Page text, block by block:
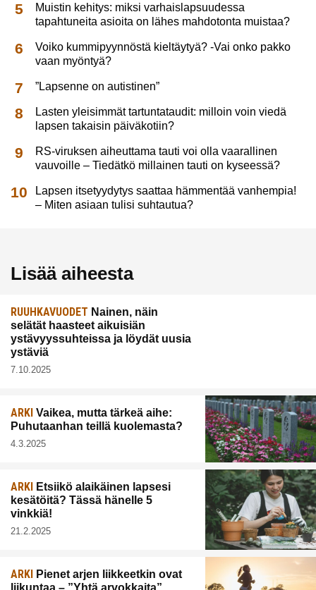
Muistin kehitys: miksi varhaislapsuudessa
tapahtuneita asioita on lähes mahdotonta muistaa?
Voiko kummipyynnöstä kieltäytyä? -Vai onko pakko
vaan myöntyä?
”Lapsenne on autistinen”
Lasten yleisimmät tartuntataudit: milloin voin viedä
lapsen takaisin päiväkotiin?
RS-viruksen aiheuttama tauti voi olla vaarallinen
vauvoille – Tiedätkö millainen tauti on kyseessä?
Lapsen itsetyydytys saattaa hämmentää vanhempia!
– Miten asiaan tulisi suhtautua?
Lisää aiheesta
RUUHKAVUODET Nainen, näin
selätät haasteet aikuisiän
ystävyyssuhteissa ja löydät uusia
ystäviä
7.10.2025
ARKI Vaikea, mutta tärkeä aihe:
Puhutaanhan teillä kuolemasta?
4.3.2025
ARKI
Etsiikö alaikäinen lapsesi
kesätöitä? Tässä hänelle 5
vinkkiä!
21.2.2025
ARKI
Pienet arjen liikkeetkin ovat